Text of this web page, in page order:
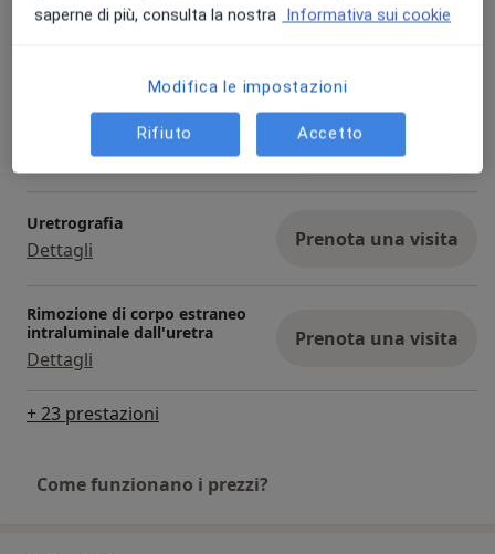
Uretrotomia endoscopica
Dettagli Prenota una visita
Uretrografia
Dettagli Prenota una visita
Rimozione di corpo estraneo
intraluminale dall'uretra
Dettagli
Prenota una visita
+ 23 prestazioni
Come funzionano i prezzi?
saperne di più, consulta la nostra Informativa sui cookie
Modifica le impostazioni
Rifiuto Accetto